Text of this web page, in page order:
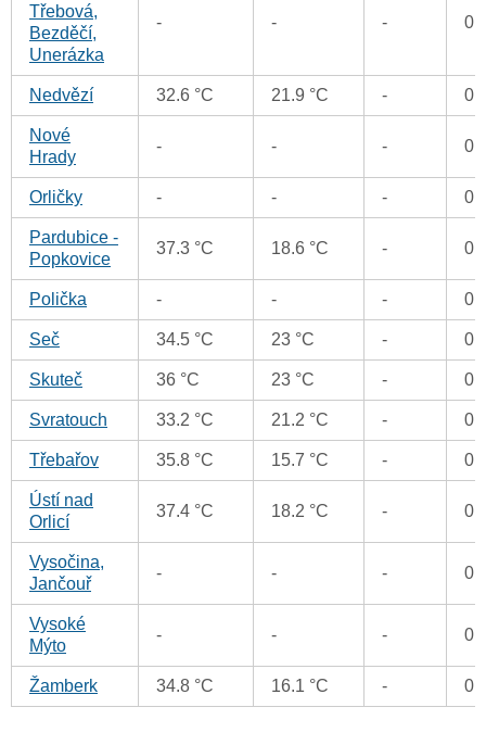
Třebová,
Bezděčí,
Unerázka
- - - 0
Nedvězí 32.6 °C 21.9 °C - 0
Nové
Hrady
- - - 0
Orličky - - - 0
Pardubice -
Popkovice
37.3 °C 18.6 °C - 0
Polička - - - 0
Seč 34.5 °C 23 °C - 0
Skuteč 36 °C 23 °C - 0
Svratouch 33.2 °C 21.2 °C - 0
Třebařov 35.8 °C 15.7 °C - 0
Ústí nad
Orlicí
37.4 °C 18.2 °C - 0
Vysočina,
Jančouř
- - - 0
Vysoké
Mýto
- - - 0
Žamberk 34.8 °C 16.1 °C - 0